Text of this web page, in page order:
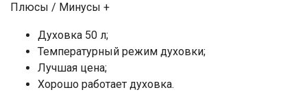
Плюсы / Минусы +
Духовка 50 л;
Температурный режим духовки;
Лучшая цена;
Хорошо работает духовка.